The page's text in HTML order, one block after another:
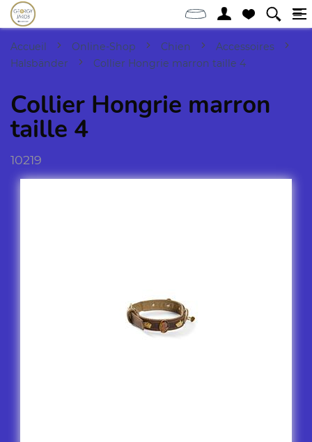
Accueil Online-Shop Chien
Accessoires
Halsbänder
Collier Hongrie marron taille 4
Collier Hongrie marron
taille 4
10219